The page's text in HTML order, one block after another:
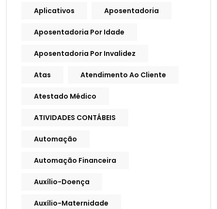
Aplicativos Aposentadoria
Aposentadoria Por Idade
Aposentadoria Por Invalidez
Atas Atendimento Ao Cliente
Atestado Médico
ATIVIDADES CONTÁBEIS
Automação
Automação Financeira
Auxílio-Doença
Auxílio-Maternidade